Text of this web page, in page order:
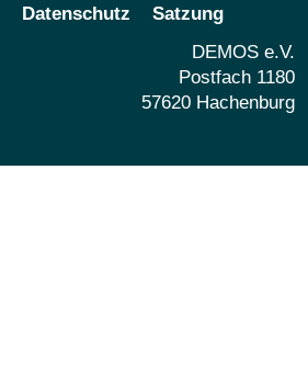
Datenschutz
Satzung
DEMOS e.V.
Postfach 1180
57620 Hachenburg